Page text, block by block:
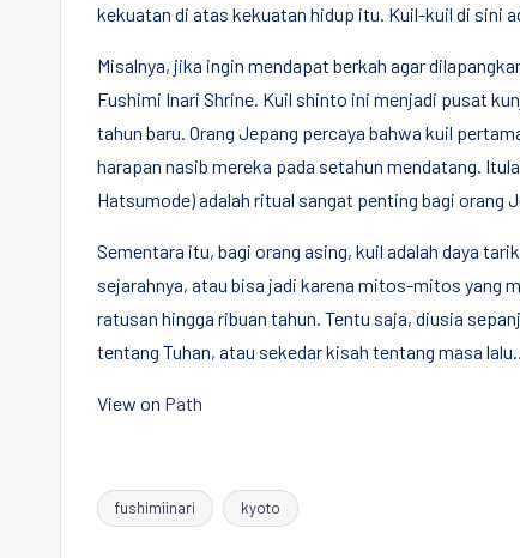
Kotakekuatan di atas kekuatan hidup itu. Kuil-kuil di sini
Misalnya, jika ingin mendapat berkah agar
Fushimi Inari Shrine. Kuil shinto ini menjadi pusat
tahun baru. Orang Jepang percaya bahwa kuil
harapan nasib mereka pada setahun mendatang.
Hatsumode) adalah ritual sangat penting bagi orang
Sementara itu, bagi orang asing, kuil adalah daya
sejarahnya, atau bisa jadi karena mitos-mitos yang
ratusan hingga ribuan tahun. Tentu saja, diusia
tentang Tuhan, atau sekedar kisah tentang masa
View on Path
Tags:
fushimiinari kyoto